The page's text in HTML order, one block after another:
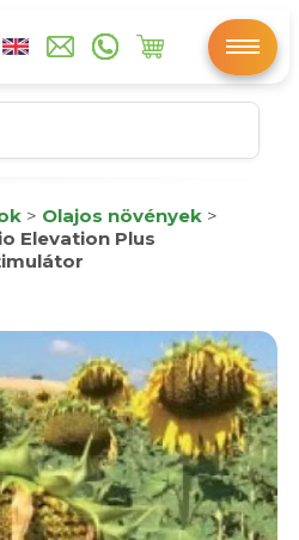
> Olajos növények >
Elevation Plus